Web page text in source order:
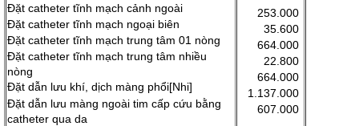
Đặt catheter tĩnh mạch cảnh ngoài
Đặt catheter tĩnh mạch ngoại biên
Đặt catheter tĩnh mạch trung tâm 01 nòng
Đặt catheter tĩnh mạch trung tâm nhiều
nòng
Đặt dẫn lưu khí, dịch màng phổi[Nhi]
Đặt dẫn lưu màng ngoài tim cấp cứu bằng
catheter qua da
253.000
35.600
664.000
22.800
664.000
1.137.000
607.000